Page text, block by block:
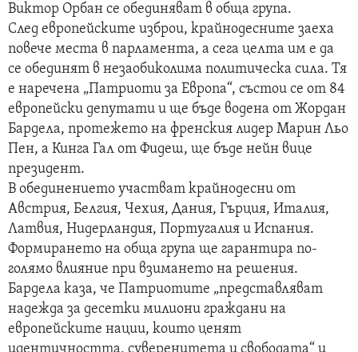
Виктор Орбан се обединяват в обща група.
След европейските изброи, крайнодесните заеха
повече места в парламента, а сега целта им е да
се обединят в незаобиколима политическа сила. Тя
е наречена „Патриоти за Европа“, състои се от 84
европейски депутати и ще бъде водена от Жордан
Бардела, протежето на френския лидер Марин Льо
Пен, а Кинга Гал от Фидеш, ще бъде нейн вице
президент.
В обединението участват крайнодесни от
Австрия, Белгия, Чехия, Дания, Гърция, Италия,
Латвия, Нидерландия, Португалия и Испания.
Формирането на обща група ще гарантира по-
голямо влияние при взимането на решения.
Бардела каза, че Патриотите „представляват
надежда за десетки милиони граждани на
европейските нации, които ценят